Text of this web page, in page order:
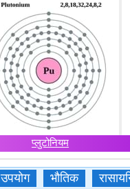
प्लुटोनियम
उपयोग भौतिक